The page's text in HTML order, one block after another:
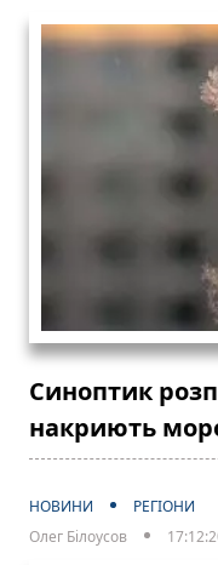
Синоптик
накриють
НОВИНИ
РЕГІОНИ
Олег Білоусов